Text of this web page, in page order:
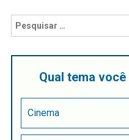
Qual tema
Cinema